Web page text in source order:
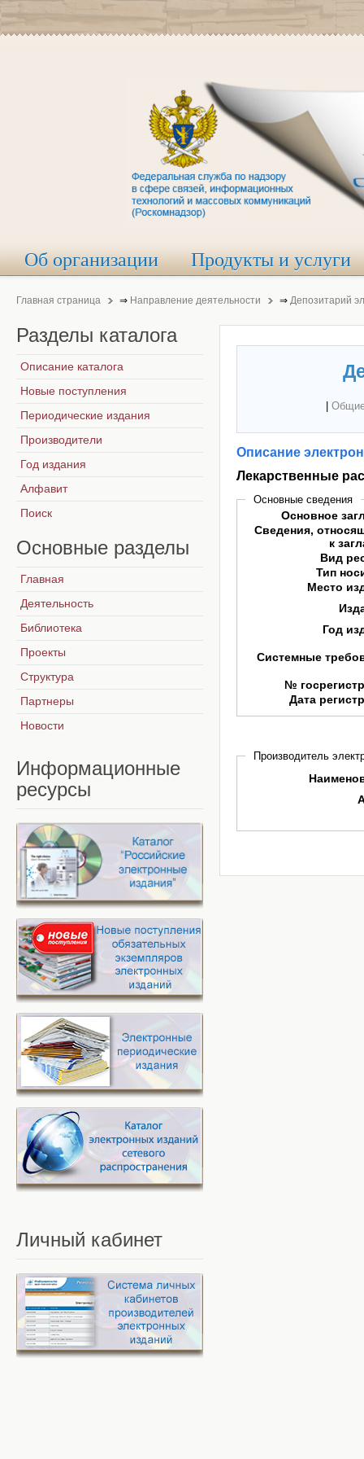
Об организации Продукты и услуги
Главная страница ⇒ Направление деятельности ⇒ Депозитарий
Описание
Лекарственные
Основные сведения
Основное
Сведения,
к
Вид
Тип
Место
Год
Системные
№
Дата
Производитель
Разделы каталога
Описание каталога
Новые поступления
Периодические издания
Производители
Год издания
Алфавит
Поиск
Основные разделы
Главная
Деятельность
Библиотека
Проекты
Структура
Партнеры
Новости
Информационные
ресурсы
Личный кабинет